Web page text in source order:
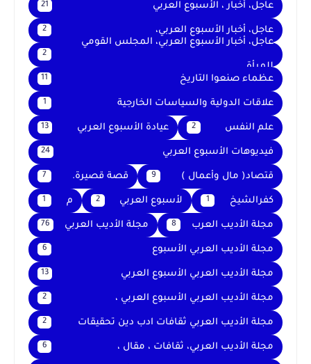
عاجل، أخبار ، الأسبوع العربي 21
عاجل، أخبار الأسبوع العربي، 2
عاجل، أخبار الأسبوع العربي، المجلس القومي
للمرأة
2
عظماء صنعوا التاريخ 11
علاقات الدولية والسياسات الخارجية 1
علم النفس 2 عيادة الأسبوع العربي 13
فيديوهات الأسبوع العربي 24
قتصاد( مال وأعمال ) 9 قصة قصيرة. 7
كفرالشيخ 1 لأسبوع العربي 2 م 1
مجلة الأديب العرب 8 مجلة الأديب العربي 76
مجلة الأديب العربي الأسبوع 6
مجلة الأديب العربي الأسبوع العربي 13
مجلة الأديب العربي الأسبوع العربي ، 2
مجلة الأديب العربي ثقافات ادب دين تحقيقات 2
مجلة الأديب العربي، ثقافات ، مقال ، 6